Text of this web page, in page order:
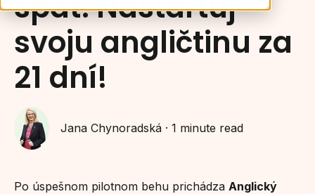
svoju angličtinu za
21 dní!
Jana Chynoradská ·1 minute read
Po úspešnom pilotnom behu prichádza Anglický